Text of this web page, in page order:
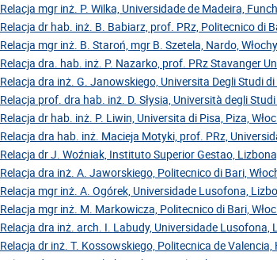
Relacja mgr inż. P. Wilka, Universidade de Madeira,
Relacja dr hab. inż. B. Babiarz, prof. PRz, Politecnico di
Relacja mgr inż. B. Staroń, mgr B. Szetela, Nardo, Włochy
Relacja dra. hab. inż. P. Nazarko, prof. PRz Stavanger
Relacja dra inż. G. Janowskiego, Universita Degli Studi di
Relacja prof. dra hab. inż. D. Słysia, Università degli
Relacja dr hab. inż. P. Liwin, Universita di Pisa, Piza,
Relacja dra hab. inż. Macieja Motyki, prof. PRz,
Relacja dr J. Woźniak, Instituto Superior Gestao,
Relacja dra inż. A. Jaworskiego, Politecnico di Bari,
Relacja mgr inż. A. Ogórek, Universidade Lusofona,
Relacja mgr inż. M. Markowicza, Politecnico di Bari,
Relacja dra inż. arch. I. Labudy, Universidade Lusofona,
Relacja dr inż. T. Kossowskiego, Politecnica de Valencia,